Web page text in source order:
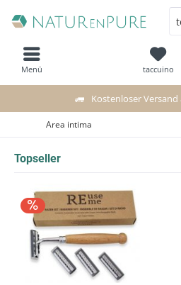
Kostenloser Versand
taccuino
Menü
Area intima
Topseller